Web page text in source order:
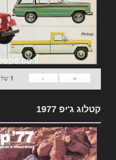
«
‹
1 של
קטלוג ג'יפ 1977